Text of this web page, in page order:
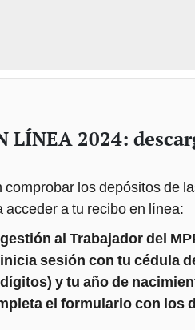
LÍNEA 2024:
los depósitos de
a tu recibo en línea:
al Trabajador del
sesión con tu cédula
y tu año de
el formulario con los